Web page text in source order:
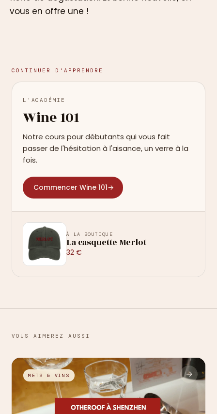
vous en offre une !
CONTINUER D'APPRENDRE
L'ACADÉMIE
Wine 101
Notre cours pour débutants qui vous fait
passer de l'hésitation à l'aisance, un verre à la
fois.
Commencer Wine 101→
À LA BOUTIQUE
La casquette Merlot
32 €
VOUS AIMEREZ AUSSI
METS & VINS →